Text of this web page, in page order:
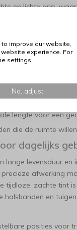
en lichte grip,
prettig
en uitermate
maximale
situatie, of u nu
controle tijdens
lengte voor een
die de ruimte
dagelijks
lange levensduur en
afwerking
tijdloze, zachte tint
halsbanden en tuigen.
posities voor
improve our website,
experience. For
settings.
No, adjust